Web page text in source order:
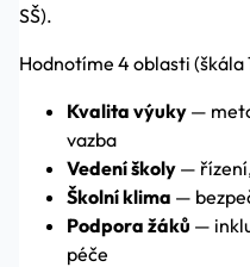
SŠ).
Hodnotíme 4 oblasti (škála
Kvalita výuky —
vazba
Vedení školy —
Školní klima —
Podpora žáků —
péče